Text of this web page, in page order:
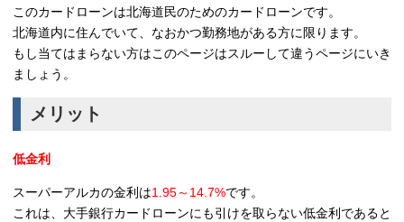
このカードローンは北海道民のためのカードローンです。
北海道内に住んでいて、なおかつ勤務地がある方に限ります。
もし当てはまらない方はこのページはスルーして違うページにいき
ましょう。
メリット
低金利
スーパーアルカの金利は1.95～14.7%です。
これは、大手銀行カードローンにも引けを取らない低金利であると